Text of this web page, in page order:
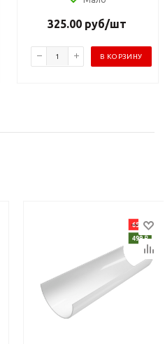
325.00руб/шт
В КОРЗИНУ